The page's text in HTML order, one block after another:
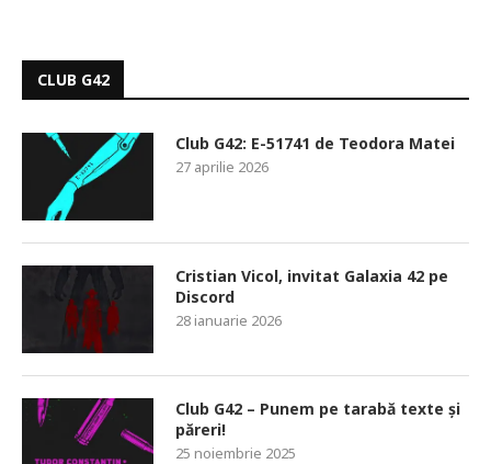
CLUB G42
Club G42: E-51741 de Teodora Matei
27 aprilie 2026
Cristian Vicol, invitat Galaxia 42 pe
Discord
28 ianuarie 2026
Club G42 – Punem pe tarabă texte și
păreri!
25 noiembrie 2025